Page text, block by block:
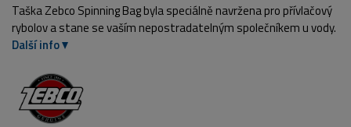
Taška Zebco Spinning Bag byla speciálně navržena pro přívlačový
rybolov a stane se vaším nepostradatelným společníkem u vody.
Další info